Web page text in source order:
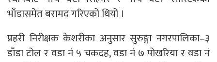
भाँडासमेत बरामद गरिएको थियो ।
प्रहरी निरीक्षक केशरीका अनुसार सुरुङ्गा नगरपालिका–३
डाँडा टोल र वडा नं ५ चकदह, वडा नं ७ पोखरिया र वडा नं